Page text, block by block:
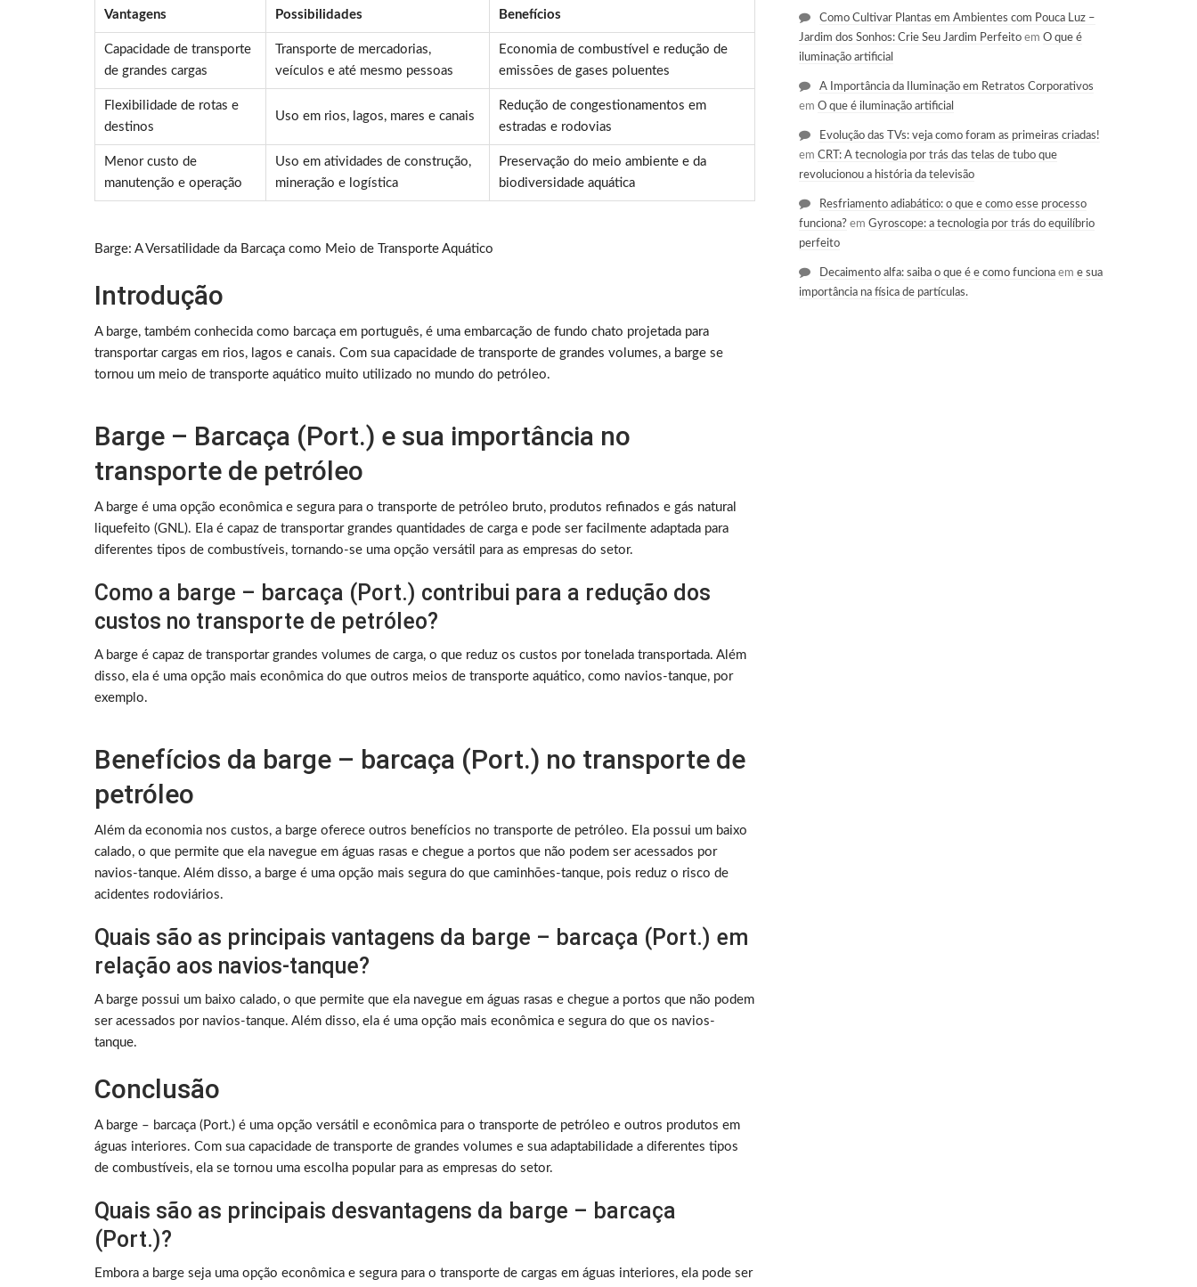
Vantagens Possibilidades Benefícios
Capacidade de transporte
de grandes cargas
Transporte de mercadorias,
veículos e até mesmo pessoas
Economia de combustível e redução de
emissões de gases poluentes
Flexibilidade de rotas e
destinos
Uso em rios, lagos, mares e canais
Redução de congestionamentos em
estradas e rodovias
Menor custo de
manutenção e operação
Uso em atividades de construção,
mineração e logística
Preservação do meio ambiente e da
biodiversidade aquática
Barge: A Versatilidade da Barcaça como Meio de Transporte Aquático
Introdução
A barge, também conhecida como barcaça em português, é uma embarcação de fundo chato projetada para
transportar cargas em rios, lagos e canais. Com sua capacidade de transporte de grandes volumes, a barge se
tornou um meio de transporte aquático muito utilizado no mundo do petróleo.
Barge – Barcaça (Port.) e sua importância no
transporte de petróleo
A barge é uma opção econômica e segura para o transporte de petróleo bruto, produtos refinados e gás natural
liquefeito (GNL). Ela é capaz de transportar grandes quantidades de carga e pode ser facilmente adaptada para
diferentes tipos de combustíveis, tornando-se uma opção versátil para as empresas do setor.
Como a barge – barcaça (Port.) contribui para a redução dos
custos no transporte de petróleo?
A barge é capaz de transportar grandes volumes de carga, o que reduz os custos por tonelada transportada. Além
disso, ela é uma opção mais econômica do que outros meios de transporte aquático, como navios-tanque, por
exemplo.
Benefícios da barge – barcaça (Port.) no transporte de
petróleo
Além da economia nos custos, a barge oferece outros benefícios no transporte de petróleo. Ela possui um baixo
calado, o que permite que ela navegue em águas rasas e chegue a portos que não podem ser acessados por
navios-tanque. Além disso, a barge é uma opção mais segura do que caminhões-tanque, pois reduz o risco de
acidentes rodoviários.
Quais são as principais vantagens da barge – barcaça (Port.) em
relação aos navios-tanque?
A barge possui um baixo calado, o que permite que ela navegue em águas rasas e chegue a portos que não podem
ser acessados por navios-tanque. Além disso, ela é uma opção mais econômica e segura do que os navios-
tanque.
Conclusão
A barge – barcaça (Port.) é uma opção versátil e econômica para o transporte de petróleo e outros produtos em
águas interiores. Com sua capacidade de transporte de grandes volumes e sua adaptabilidade a diferentes tipos
de combustíveis, ela se tornou uma escolha popular para as empresas do setor.
Quais são as principais desvantagens da barge – barcaça
(Port.)?
Embora a barge seja uma opção econômica e segura para o transporte de cargas em águas interiores, ela pode ser
Como Cultivar Plantas em Ambientes com Pouca Luz –
Jardim dos Sonhos: Crie Seu Jardim Perfeitoem O que é
iluminação artificial
A Importância da Iluminação em Retratos Corporativos
em O que é iluminação artificial
Evolução das TVs: veja como foram as primeiras criadas!
em CRT: A tecnologia por trás das telas de tubo que
revolucionou a história da televisão
Resfriamento adiabático: o que e como esse processo
funciona?em Gyroscope: a tecnologia por trás do equilíbrio
perfeito
Decaimento alfa: saiba o que é e como funcionaem e sua
importância na física de partículas.